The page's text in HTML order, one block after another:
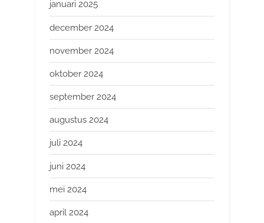
januari 2025
december 2024
november 2024
oktober 2024
september 2024
augustus 2024
juli 2024
juni 2024
mei 2024
april 2024